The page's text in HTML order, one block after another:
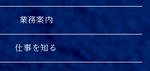
業務案内
仕事を知る